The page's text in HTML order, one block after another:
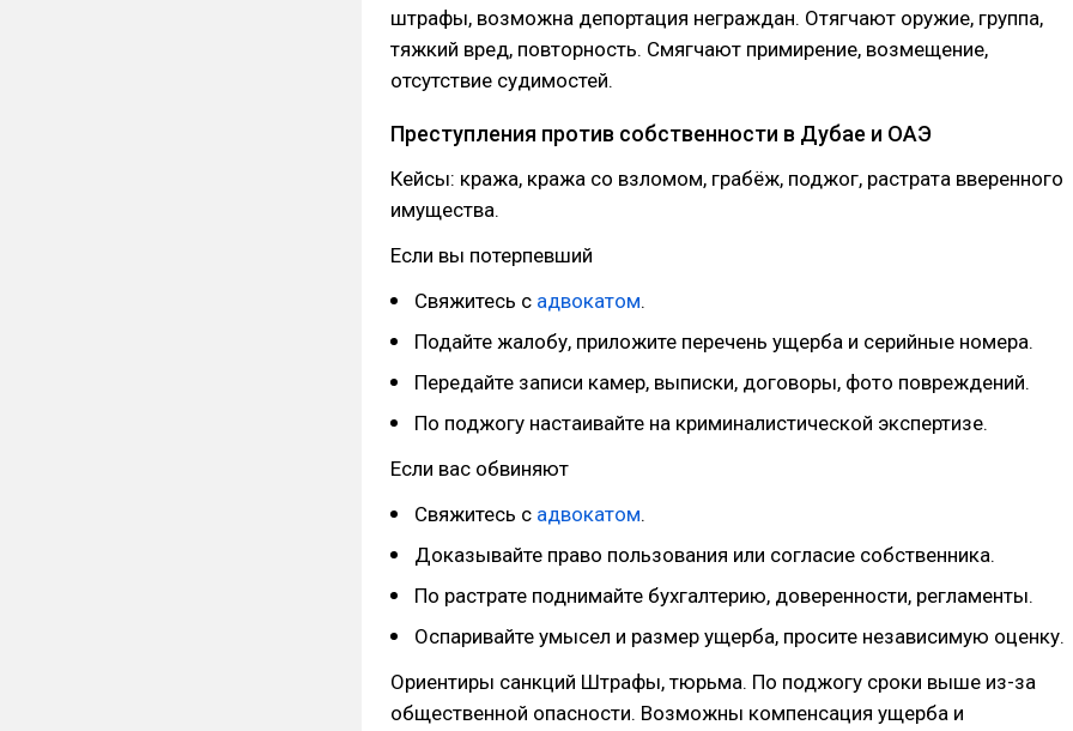
штрафы, возможна депортация неграждан. Отягчают оружие, группа,
тяжкий вред, повторность. Смягчают примирение, возмещение,
отсутствие судимостей.
Преступления против собственности в Дубае и ОАЭ
Кейсы: кража, кража со взломом, грабёж, поджог, растрата вверенного
имущества.
Если вы потерпевший
Свяжитесь с адвокатом.
Подайте жалобу, приложите перечень ущерба и серийные номера.
Передайте записи камер, выписки, договоры, фото повреждений.
По поджогу настаивайте на криминалистической экспертизе.
Если вас обвиняют
Свяжитесь с адвокатом.
Доказывайте право пользования или согласие собственника.
По растрате поднимайте бухгалтерию, доверенности, регламенты.
Оспаривайте умысел и размер ущерба, просите независимую оценку.
Ориентиры санкций Штрафы, тюрьма. По поджогу сроки выше из-за
общественной опасности. Возможны компенсация ущерба и